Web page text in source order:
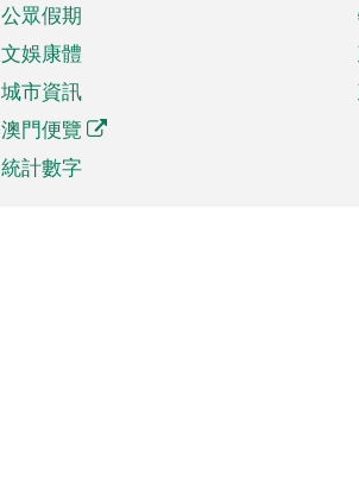
公眾假期
文娛康體
城市資訊
澳門便覽
統計數字